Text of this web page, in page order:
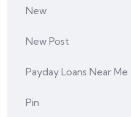
New
New Post
Payday Loans Near Me
Pin